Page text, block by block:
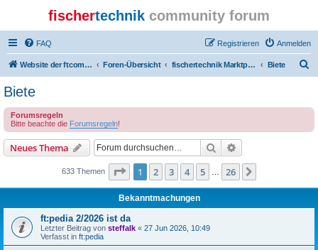
fischertechnik community forum
FAQ Anmelden
Registrieren
Website der ftcommunity Foren-Übersicht fischertechnik Marktplatz/Marketplace Biete
e
Biete
Forumsregeln
Bitte beachte die Forumsregeln!
Neues Thema Suche
633 Themen Seite 1von 26
1 2 3 4 5 26
Bekanntmachungen
ft:pedia 2/2026 ist da
Letzter Beitrag von steffalk « 27 Jun 2026, 10:49
Verfasst in ft:pedia